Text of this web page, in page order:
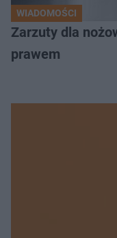
WIADOMOŚCI
Zarzuty dla
prawem